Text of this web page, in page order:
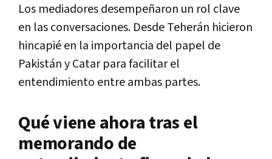
Los mediadores desempeñaron un rol clave
en las conversaciones. Desde Teherán hicieron
hincapié en la importancia del papel de
Pakistán y Catar para facilitar el
entendimiento entre ambas partes.
Qué viene ahora tras el
memorando de